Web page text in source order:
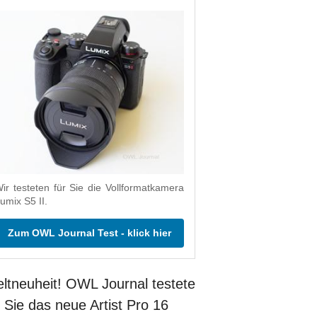
testeten für Sie die Vollformatkamera
S5 II.
Zum OWL Journal Test - klick hier
OWL Journal testete
Sie das neue Artist Pro 16